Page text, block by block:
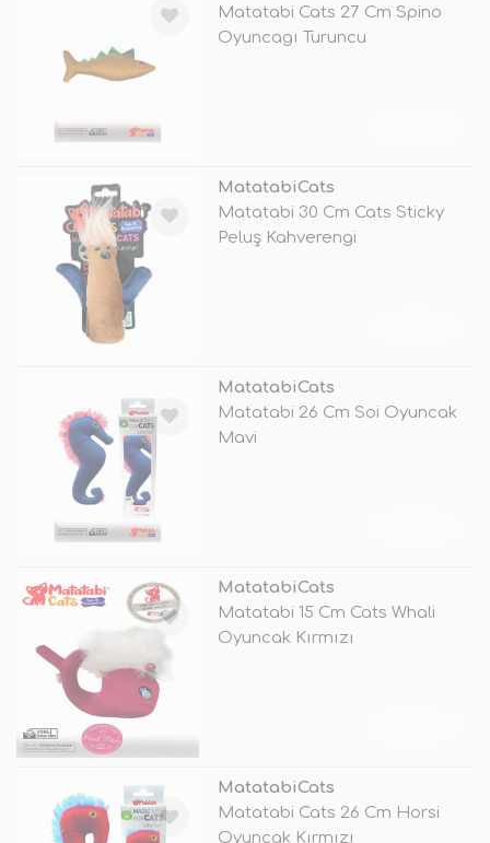
Matatabi Cats 27 Cm Spino
Oyuncagı Turuncu
MatatabiCats
Matatabi 30 Cm Cats Sticky
Peluş Kahverengi
MatatabiCats
Matatabi 26 Cm Soi Oyuncak
Mavi
MatatabiCats
Matatabi 15 Cm Cats Whali
Oyuncak Kırmızı
MatatabiCats
Matatabi Cats 26 Cm Horsi
Oyuncak Kırmızı